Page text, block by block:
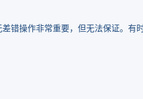
错操作非常重要，但无法保证。